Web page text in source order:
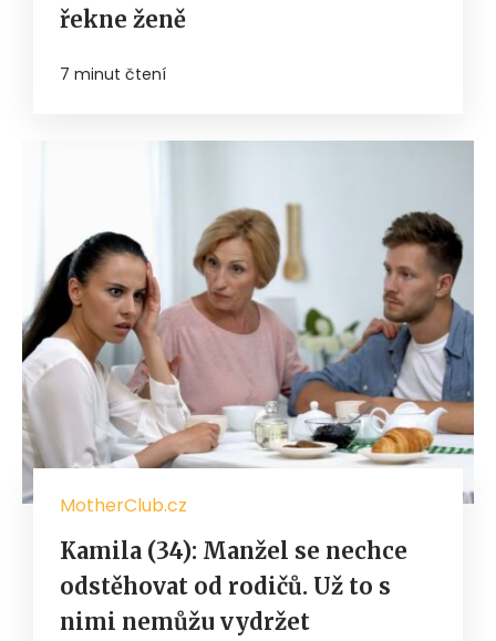
řekne ženě
7 minut čtení
MotherClub.cz
Kamila (34): Manžel se nechce
odstěhovat od rodičů. Už to s
nimi nemůžu vydržet